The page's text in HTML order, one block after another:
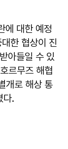
에 대한 예정
한 협상이 진
아들일 수 있
르무즈 해협
개로 해상 통
다.